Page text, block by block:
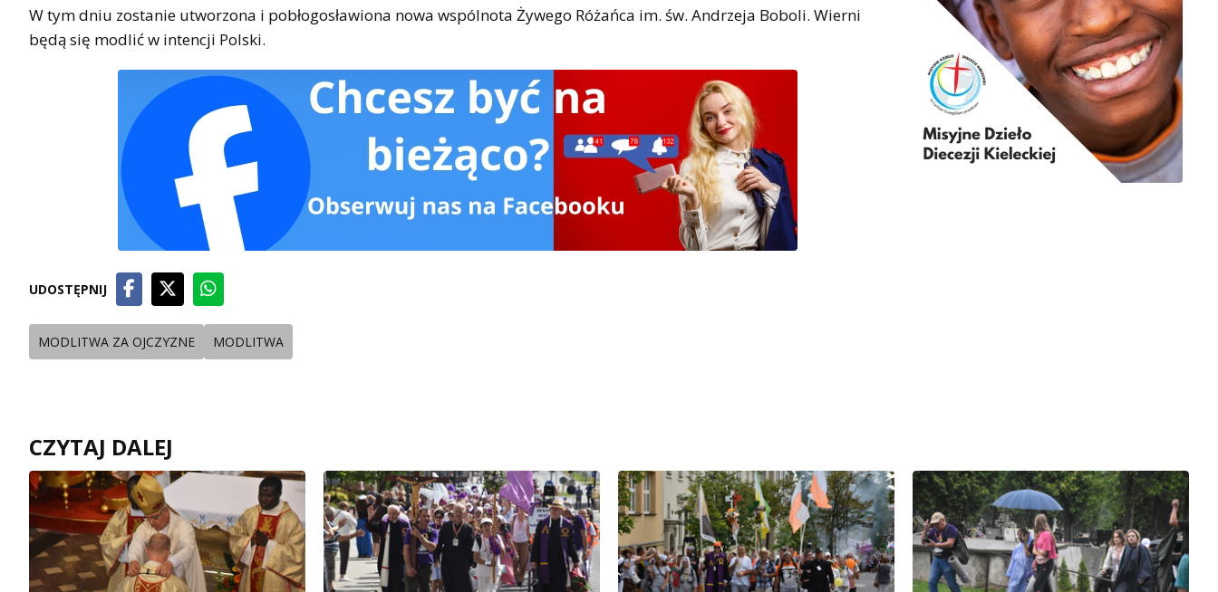
W tym dniu zostanie utworzona i pobłogosławiona nowa wspólnota Żywego Różańca im. św. Andrzeja Boboli. Wierni
będą się modlić w intencji Polski.
UDOSTĘPNIJ
MODLITWA ZA OJCZYZNE MODLITWA
CZYTAJ DALEJ